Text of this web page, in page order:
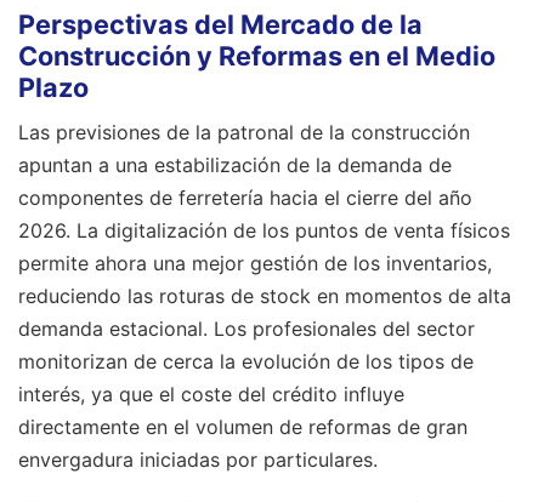
Perspectivas del Mercado de la
Construcción y Reformas en el Medio
Plazo
Las previsiones de la patronal de la construcción
apuntan a una estabilización de la demanda de
componentes de ferretería hacia el cierre del año
2026. La digitalización de los puntos de venta físicos
permite ahora una mejor gestión de los inventarios,
reduciendo las roturas de stock en momentos de alta
demanda estacional. Los profesionales del sector
monitorizan de cerca la evolución de los tipos de
interés, ya que el coste del crédito influye
directamente en el volumen de reformas de gran
envergadura iniciadas por particulares.